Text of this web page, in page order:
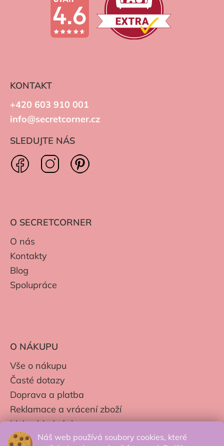
Náš web používá soubory cookies, které
KONTAKT
+420 603 910 001
info@secretcorner.cz
SLEDUJTE NÁS
O SECRETCORNER
O nás
Kontakty
Blog
Spolupráce
O NÁKUPU
Vše o nákupu
Časté dotazy
Doprava a platba
Reklamace a vrácení zboží
Moje objednávky
Obchodní podmínky